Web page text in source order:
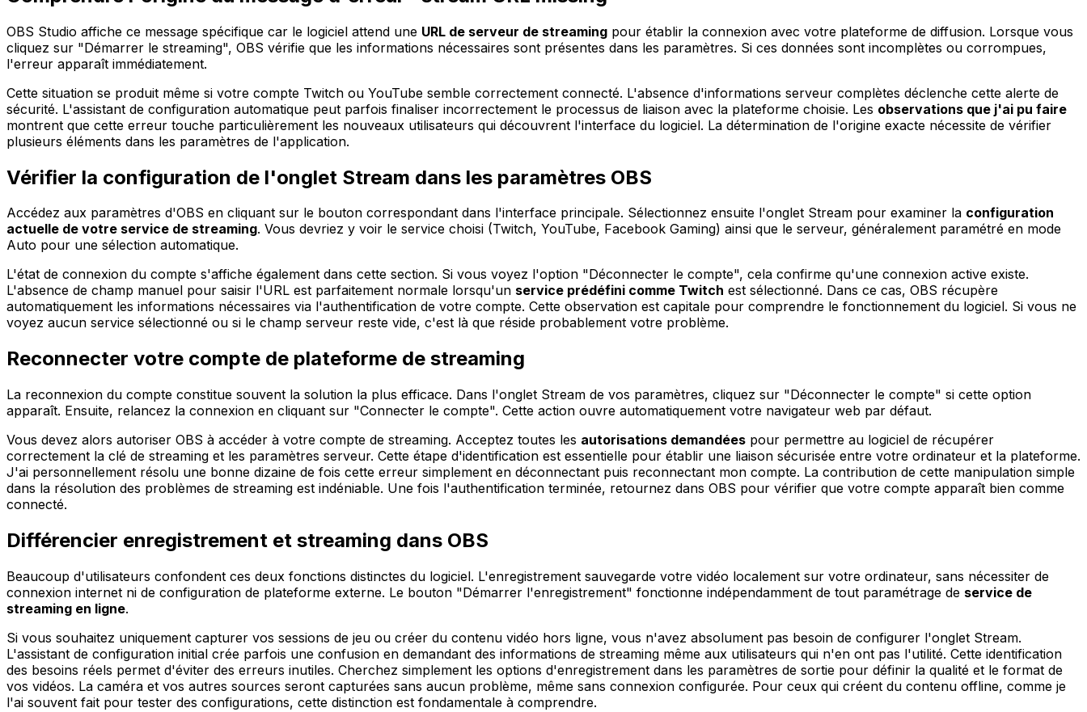
OBS Studio affiche ce message spécifique car le logiciel attend une URL de serveur de streaming pour établir la connexion avec votre plateforme de diffusion. Lorsque vous
cliquez sur "Démarrer le streaming", OBS vérifie que les informations nécessaires sont présentes dans les paramètres. Si ces données sont incomplètes ou corrompues,
l'erreur apparaît immédiatement.
Cette situation se produit même si votre compte Twitch ou YouTube semble correctement connecté. L'absence d'informations serveur complètes déclenche cette alerte de
sécurité. L'assistant de configuration automatique peut parfois finaliser incorrectement le processus de liaison avec la plateforme choisie. Les observations que j'ai pu faire
montrent que cette erreur touche particulièrement les nouveaux utilisateurs qui découvrent l'interface du logiciel. La détermination de l'origine exacte nécessite de vérifier
plusieurs éléments dans les paramètres de l'application.
Vérifier la configuration de l'onglet Stream dans les paramètres OBS
Accédez aux paramètres d'OBS en cliquant sur le bouton correspondant dans l'interface principale. Sélectionnez ensuite l'onglet Stream pour examiner la configuration
actuelle de votre service de streaming. Vous devriez y voir le service choisi (Twitch, YouTube, Facebook Gaming) ainsi que le serveur, généralement paramétré en mode
Auto pour une sélection automatique.
L'état de connexion du compte s'affiche également dans cette section. Si vous voyez l'option "Déconnecter le compte", cela confirme qu'une connexion active existe.
L'absence de champ manuel pour saisir l'URL est parfaitement normale lorsqu'un service prédéfini comme Twitch est sélectionné. Dans ce cas, OBS récupère
automatiquement les informations nécessaires via l'authentification de votre compte. Cette observation est capitale pour comprendre le fonctionnement du logiciel. Si vous ne
voyez aucun service sélectionné ou si le champ serveur reste vide, c'est là que réside probablement votre problème.
Reconnecter votre compte de plateforme de streaming
La reconnexion du compte constitue souvent la solution la plus efficace. Dans l'onglet Stream de vos paramètres, cliquez sur "Déconnecter le compte" si cette option
apparaît. Ensuite, relancez la connexion en cliquant sur "Connecter le compte". Cette action ouvre automatiquement votre navigateur web par défaut.
Vous devez alors autoriser OBS à accéder à votre compte de streaming. Acceptez toutes les autorisations demandées pour permettre au logiciel de récupérer
correctement la clé de streaming et les paramètres serveur. Cette étape d'identification est essentielle pour établir une liaison sécurisée entre votre ordinateur et la plateforme.
J'ai personnellement résolu une bonne dizaine de fois cette erreur simplement en déconnectant puis reconnectant mon compte. La contribution de cette manipulation simple
dans la résolution des problèmes de streaming est indéniable. Une fois l'authentification terminée, retournez dans OBS pour vérifier que votre compte apparaît bien comme
connecté.
Différencier enregistrement et streaming dans OBS
Beaucoup d'utilisateurs confondent ces deux fonctions distinctes du logiciel. L'enregistrement sauvegarde votre vidéo localement sur votre ordinateur, sans nécessiter de
connexion internet ni de configuration de plateforme externe. Le bouton "Démarrer l'enregistrement" fonctionne indépendamment de tout paramétrage de service de
streaming en ligne.
Si vous souhaitez uniquement capturer vos sessions de jeu ou créer du contenu vidéo hors ligne, vous n'avez absolument pas besoin de configurer l'onglet Stream.
L'assistant de configuration initial crée parfois une confusion en demandant des informations de streaming même aux utilisateurs qui n'en ont pas l'utilité. Cette identification
des besoins réels permet d'éviter des erreurs inutiles. Cherchez simplement les options d'enregistrement dans les paramètres de sortie pour définir la qualité et le format de
vos vidéos. La caméra et vos autres sources seront capturées sans aucun problème, même sans connexion configurée. Pour ceux qui créent du contenu offline, comme je
l'ai souvent fait pour tester des configurations, cette distinction est fondamentale à comprendre.